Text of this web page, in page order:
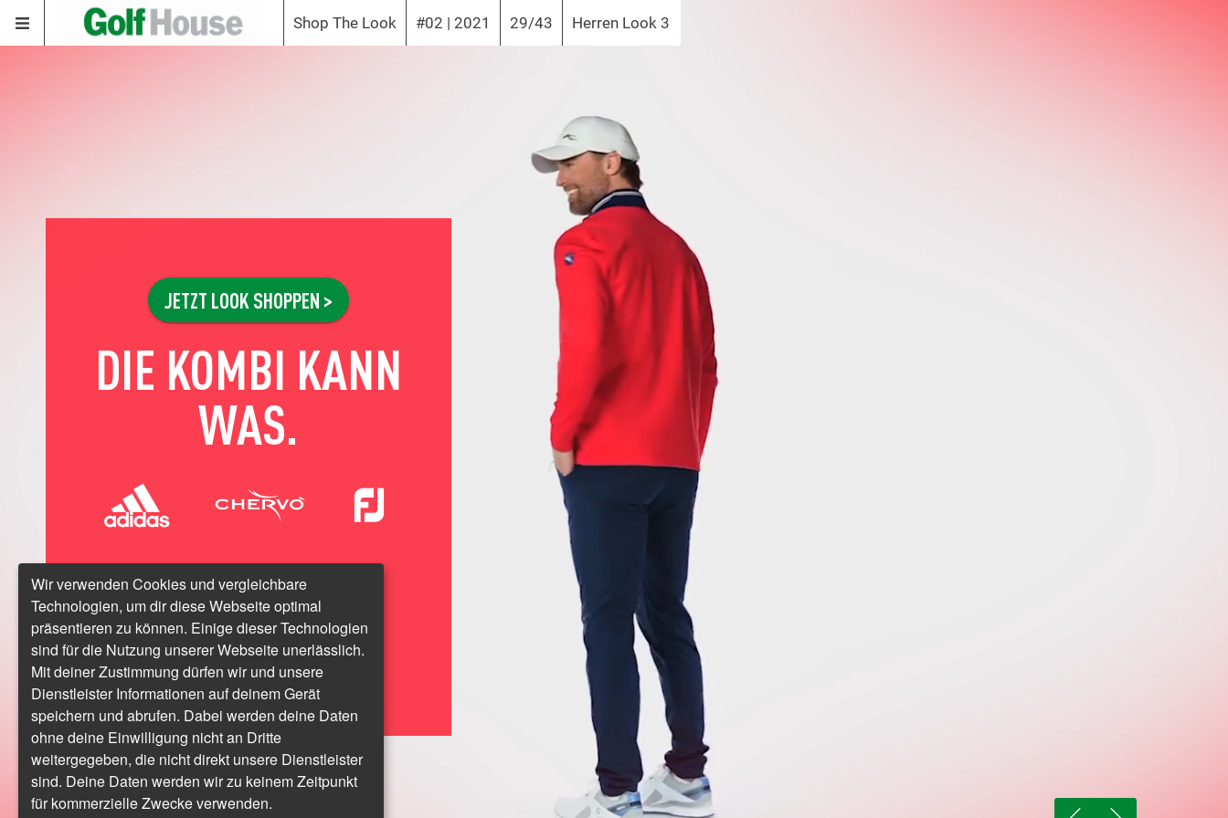
Shop The Look #02 | 2021 29/43 Herren Look 3
JETZT LOOK SHOPPEN >
DIE KOMBI KANN
WAS.
Wir verwenden Cookies und vergleichbare
Technologien, um dir diese Webseite optimal
präsentieren zu können. Einige dieser Technologien
sind für die Nutzung unserer Webseite unerlässlich.
Mit deiner Zustimmung dürfen wir und unsere
Dienstleister Informationen auf deinem Gerät
speichern und abrufen. Dabei werden deine Daten
ohne deine Einwilligung nicht an Dritte
weitergegeben, die nicht direkt unsere Dienstleister
sind. Deine Daten werden wir zu keinem Zeitpunkt
für kommerzielle Zwecke verwenden.